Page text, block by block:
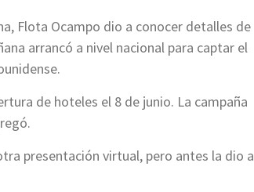
Flota Ocampo dio a conocer detalles de
arrancó a nivel nacional para captar el
de hoteles el 8 de junio. La campaña
presentación virtual, pero antes la dio a